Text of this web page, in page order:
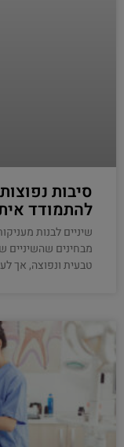
סיבות
להתמודד
שיניים לבנות
מבחינים שהשיניים
טבעית ונפוצה, אך